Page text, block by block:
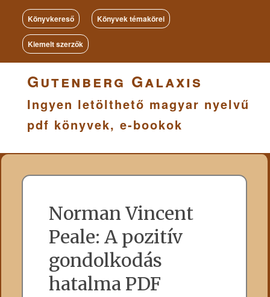
Könyvkereső Könyvek témakörei
Kiemelt szerzők
Gutenberg Galaxis
Ingyen letölthető magyar nyelvű
pdf könyvek, e-bookok
Norman Vincent
Peale: A pozitív
gondolkodás
hatalma PDF